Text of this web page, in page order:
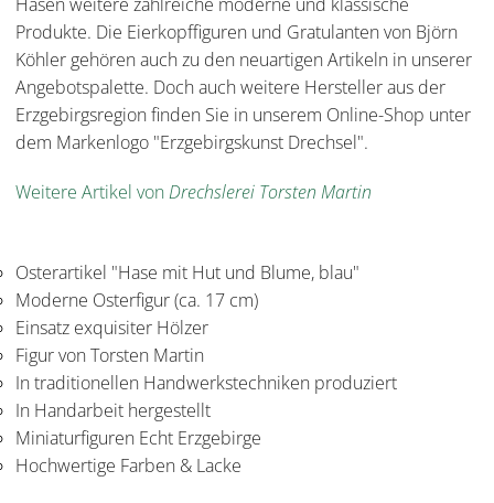
Produkte. Die Eierkopffiguren und Gratulanten von Björn
Köhler gehören auch zu den neuartigen Artikeln in unserer
Angebotspalette. Doch auch weitere Hersteller aus der
Erzgebirgsregion finden Sie in unserem Online-Shop unter
dem Markenlogo "Erzgebirgskunst Drechsel".
Weitere Artikel vonDrechslerei Torsten Martin
Osterartikel "Hase mit Hut und Blume, blau"
Moderne Osterfigur (ca. 17 cm)
Einsatz exquisiter Hölzer
Figur von Torsten Martin
In traditionellen Handwerkstechniken produziert
In Handarbeit hergestellt
Miniaturfiguren Echt Erzgebirge
Hochwertige Farben & Lacke